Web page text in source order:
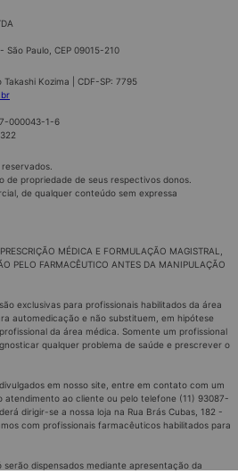
São Paulo, CEP 09015-210
Kozima | CDF-SP: 7795
000043-1-6
de propriedade de seus respectivos donos.
de qualquer conteúdo sem expressa
MÉDICA E FORMULAÇÃO MAGISTRAL,
PELO FARMACÊUTICO ANTES DA MANIPULAÇÃO
exclusivas para profissionais habilitados da área
automedicação e não substituem, em hipótese
da área médica. Somente um profissional
qualquer problema de saúde e prescrever o
em nosso site, entre em contato com um
ao cliente ou pelo telefone (11) 93087-
dirigir-se a nossa loja na Rua Brás Cubas, 182 -
com profissionais farmacêuticos habilitados para
dispensados mediante apresentação da